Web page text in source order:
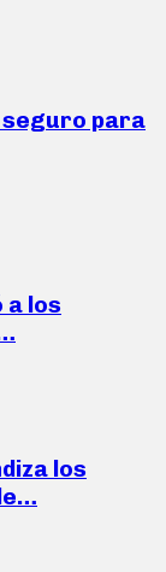
seguro para
a los
los